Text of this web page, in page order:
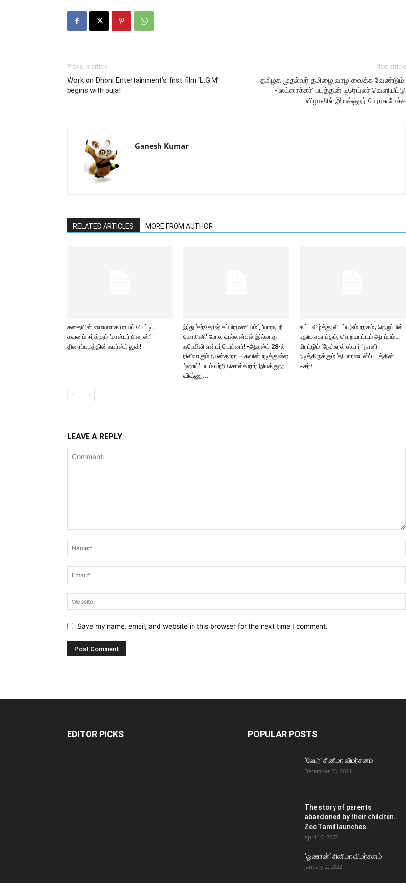
Previous article
Work on Dhoni Entertainment’s first film ‘L.G.M’
begins with puja!
Next article
தமிழக முதல்வர் தமிழை வாழ வைக்க வேண்டும்.
-‘ஸ்ட்ரைக்கர்’ படத்தின் டிரெய்லர் வெளியீட்டு
விழாவில் இயக்குநர் பேரரசு பேச்சு
Ganesh Kumar
RELATED ARTICLES MORE FROM AUTHOR
கதையின் மையமாக மாயப் பெட்டி…
கவனம் ஈர்க்கும் ‘மாஸ்டர் பிளான்’
திரைப்படத்தின் ஃபர்ஸ்ட் லுக்!
இது ‘சந்தோஷ் சுப்பிரமணியம்’, ‘யாரடி நீ
மோகினி’ போல வில்லன்கள் இல்லாத
ஃபேமிலி என்டர்டெய்னர்! -ஆகஸ்ட் 28-ல்
ரிலீஸாகும் நயன்தாரா – கவின் நடித்துள்ள
‘ஹாய்’ படம் பற்றி சொல்கிறார் இயக்குநர்
விஷ்ணு...
கட்டவிழ்த்து விடப்படும் நரகம்; நெருப்பில்
புதிய சகாப்தம்; வெறியாட்டம் ஆரம்பம்…
மிரட்டும் ‘நேச்சுரல் ஸ்டார்’ நானி
நடித்திருக்கும் ‘தி பாரடைஸ்’ படத்தின்
டீசர்!
LEAVE A REPLY
Save my name, email, and website in this browser for the next time I comment.
EDITOR PICKS POPULAR POSTS
‘லேபர்’ சினிமா விமர்சனம்
December 25, 2021
The story of parents
abandoned by their children…
Zee Tamil launches...
April 16, 2022
‘ஓணான்’ சினிமா விமர்சனம்
January 2, 2022